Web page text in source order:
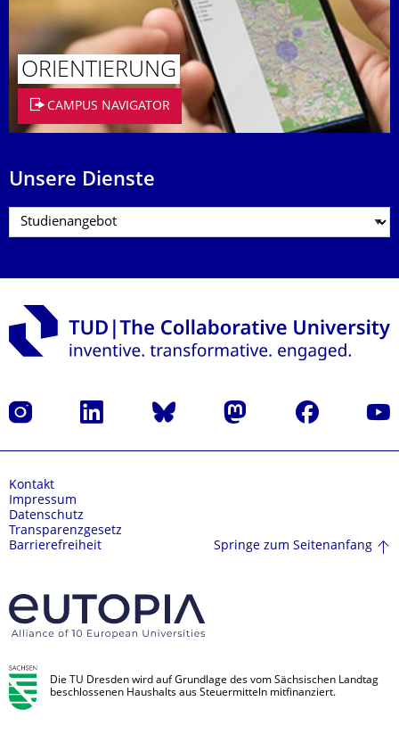
ORIENTIERUNG
CAMPUS NAVIGATOR
Unsere Dienste
Instagram LinkedIn Bluesky Mastodon Facebook
Kontakt
Impressum
Datenschutz
Transparenzgesetz
Barrierefreiheit
Springe zum Seitenanfang
Die TU Dresden wird auf Grundlage des vom Sächsischen Landtag
beschlossenen Haushalts aus Steuermitteln mitfinanziert.